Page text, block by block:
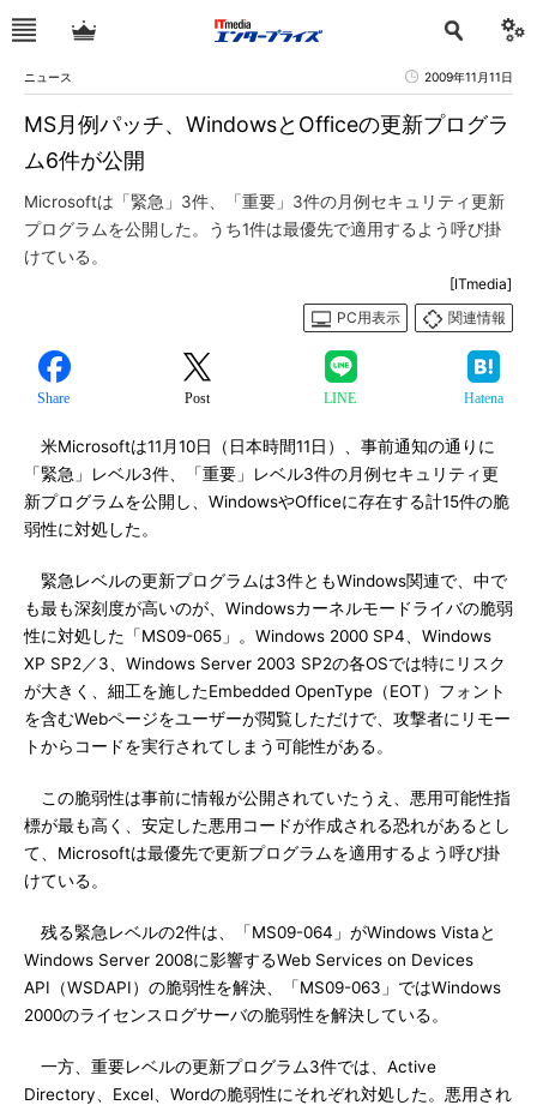
ニュース 2009年11月11日
MS月例パッチ、WindowsとOfficeの更新プログラ
ム6件が公開
Microsoftは「緊急」3件、「重要」3件の月例セキュリティ更新
プログラムを公開した。うち1件は最優先で適用するよう呼び掛
けている。
[ITmedia]
PC用表示
関連情報
Share Post LINE Hatena
米Microsoftは11月10日（日本時間11日）、事前通知の通りに
「緊急」レベル3件、「重要」レベル3件の月例セキュリティ更
新プログラムを公開し、WindowsやOfficeに存在する計15件の脆
弱性に対処した。
緊急レベルの更新プログラムは3件ともWindows関連で、中で
も最も深刻度が高いのが、Windowsカーネルモードライバの脆弱
性に対処した「MS09-065」。Windows 2000 SP4、Windows
XP SP2／3、Windows Server 2003 SP2の各OSでは特にリスク
が大きく、細工を施したEmbedded OpenType（EOT）フォント
を含むWebページをユーザーが閲覧しただけで、攻撃者にリモー
トからコードを実行されてしまう可能性がある。
この脆弱性は事前に情報が公開されていたうえ、悪用可能性指
標が最も高く、安定した悪用コードが作成される恐れがあるとし
て、Microsoftは最優先で更新プログラムを適用するよう呼び掛
けている。
残る緊急レベルの2件は、「MS09-064」がWindows Vistaと
Windows Server 2008に影響するWeb Services on Devices
API（WSDAPI）の脆弱性を解決、「MS09-063」ではWindows
2000のライセンスログサーバの脆弱性を解決している。
一方、重要レベルの更新プログラム3件では、Active
Directory、Excel、Wordの脆弱性にそれぞれ対処した。悪用され